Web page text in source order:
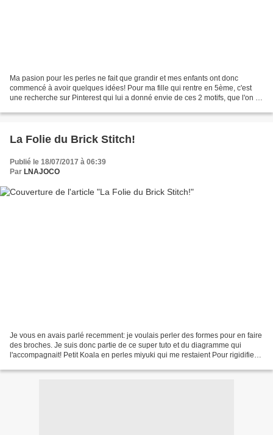
Ma pasion pour les perles ne fait que grandir et mes enfants ont donc
commencé à avoir quelques idées! Pour ma fille qui rentre en 5ème, c'est
une recherche sur Pinterest qui lui a donné envie de ces 2 motifs, que l'on a
La Folie du Brick Stitch!
Publié le 18/07/2017 à 06:39
Par LNAJOCO
Je vous en avais parlé recemment: je voulais perler des formes pour en faire
des broches. Je suis donc partie de ce super tuto et du diagramme qui
l'accompagnait! Petit Koala en perles miyuki qui me restaient Pour rigidifier